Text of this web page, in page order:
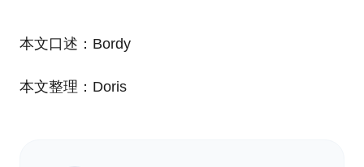
本文口述：Bordy
本文整理：Doris